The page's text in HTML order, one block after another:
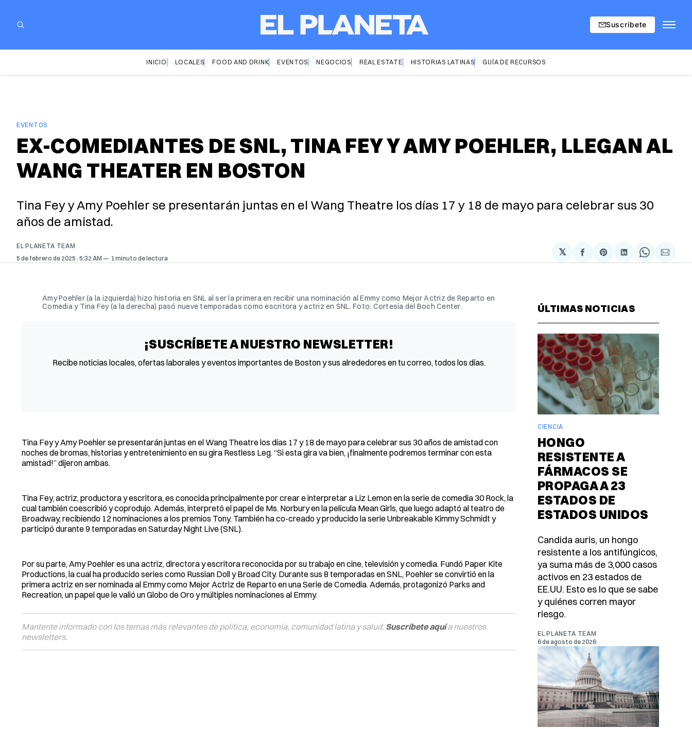
Suscríbete
INICIO LOCALES FOOD AND DRINK EVENTOS NEGOCIOS REAL ESTATE HISTORIAS LATINAS GUÍA DE RECURSOS
EVENTOS
EX-COMEDIANTES DE SNL, TINA FEY Y AMY POEHLER, LLEGAN AL
WANG THEATER EN BOSTON
Tina Fey y Amy Poehler se presentarán juntas en el Wang Theatre los días 17 y 18 de mayo para celebrar sus 30
años de amistad.
EL PLANETA TEAM
5 de febrero de 2025 . 5:32 AM 1 minuto de lectura
𝕏
Compartir
en
Share
on
Compartir
en
Share
on
via
Amy Poehler (a la izquierda) hizo historia en SNL al ser la primera en recibir una nominación al Emmy como Mejor Actriz de Reparto en
Comedia y Tina Fey (a la derecha) pasó nueve temporadas como escritora y actriz en SNL. Foto: Cortesía del Boch Center.
¡SUSCRÍBETE A NUESTRO NEWSLETTER!
Recibe noticias locales, ofertas laborales y eventos importantes de Boston y sus alrededores en tu correo, todos los días.
Tina Fey y Amy Poehler se presentarán juntas en el Wang Theatre los días 17 y 18 de mayo para celebrar sus 30 años de amistad con
noches de bromas, historias y entretenimiento en su gira Restless Leg. “Si esta gira va bien, ¡finalmente podremos terminar con esta
amistad!” dijeron ambas.
Tina Fey, actriz, productora y escritora, es conocida principalmente por crear e interpretar a Liz Lemon en la serie de comedia 30 Rock, la
cual también coescribió y coprodujo. Además, interpretó el papel de Ms. Norbury en la película Mean Girls, que luego adaptó al teatro de
Broadway, recibiendo 12 nominaciones a los premios Tony. También ha co-creado y producido la serie Unbreakable Kimmy Schmidt y
participó durante 9 temporadas en Saturday Night Live (SNL).
Por su parte, Amy Poehler es una actriz, directora y escritora reconocida por su trabajo en cine, televisión y comedia. Fundó Paper Kite
Productions, la cual ha producido series como Russian Doll y Broad City. Durante sus 8 temporadas en SNL, Poehler se convirtió en la
primera actriz en ser nominada al Emmy como Mejor Actriz de Reparto en una Serie de Comedia. Además, protagonizó Parks and
Recreation, un papel que le valió un Globo de Oro y múltiples nominaciones al Emmy.
Mantente informado con los temas más relevantes de política, economía, comunidad latina y salud. Suscríbete aquía nuestros
newsletters.
ÚLTIMAS NOTICIAS
CIENCIA
HONGO
RESISTENTE A
FÁRMACOS SE
PROPAGA A 23
ESTADOS DE
ESTADOS UNIDOS
Candida auris, un hongo
resistente a los antifúngicos,
ya suma más de 3,000 casos
activos en 23 estados de
EE.UU. Esto es lo que se sabe
y quiénes corren mayor
riesgo.
EL PLANETA TEAM
6 de agosto de 2026